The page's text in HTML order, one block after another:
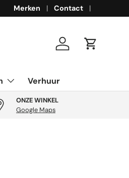
Merken Contact
Inloggen
Verhuur
ONZE WINKEL
Google Maps